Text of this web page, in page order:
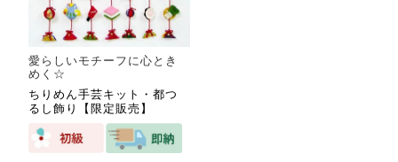
愛らしいモチーフに心とき
めく☆
ちりめん手芸キット・都つ
るし飾り【限定販売】